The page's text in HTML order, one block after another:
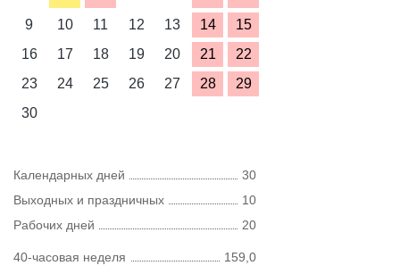
9
10 11 12 13 14
15
16
17 18 19 20 21
22
23
24 25 26 27 28
29
30
Календарных дней
30
Выходных и праздничных
10
Рабочих дней
20
40-часовая неделя
159,0